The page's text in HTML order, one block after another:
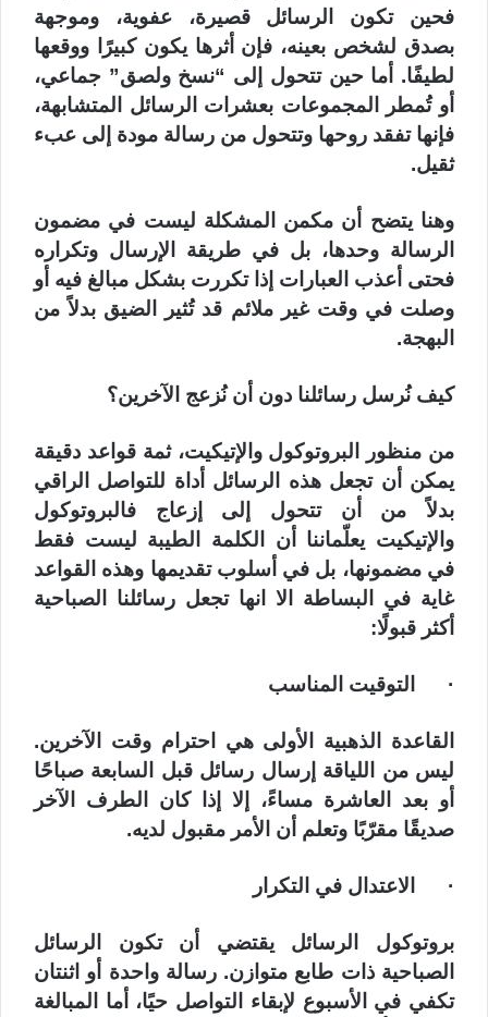
فحين تكون الرسائل قصيرة، عفوية، وموجهة
بصدق لشخص بعينه، فإن أثرها يكون كبيرًا ووقعها
لطيفًا. أما حين تتحول إلى “نسخ ولصق” جماعي،
أو تُمطر المجموعات بعشرات الرسائل المتشابهة،
فإنها تفقد روحها وتتحول من رسالة مودة إلى عبء
ثقيل.
وهنا يتضح أن مكمن المشكلة ليست في مضمون
الرسالة وحدها، بل في طريقة الإرسال وتكراره
فحتى أعذب العبارات إذا تكررت بشكل مبالغ فيه أو
وصلت في وقت غير ملائم قد تُثير الضيق بدلاً من
البهجة.
كيف نُرسل رسائلنا دون أن نُزعج الآخرين؟
من منظور البروتوكول والإتيكيت، ثمة قواعد دقيقة
يمكن أن تجعل هذه الرسائل أداة للتواصل الراقي
بدلاً من أن تتحول إلى إزعاج فالبروتوكول
والإتيكيت يعلّماننا أن الكلمة الطيبة ليست فقط
في مضمونها، بل في أسلوب تقديمها وهذه القواعد
غاية في البساطة الا انها تجعل رسائلنا الصباحية
أكثر قبولًا:
· التوقيت المناسب
القاعدة الذهبية الأولى هي احترام وقت الآخرين.
ليس من اللياقة إرسال رسائل قبل السابعة صباحًا
أو بعد العاشرة مساءً، إلا إذا كان الطرف الآخر
صديقًا مقرّبًا وتعلم أن الأمر مقبول لديه.
· الاعتدال في التكرار
بروتوكول الرسائل يقتضي أن تكون الرسائل
الصباحية ذات طابع متوازن. رسالة واحدة أو اثنتان
تكفي في الأسبوع لإبقاء التواصل حيًا، أما المبالغة